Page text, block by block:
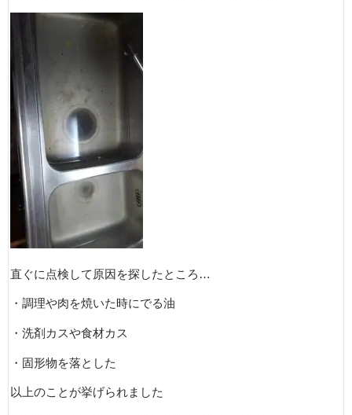
直ぐに点検して原因を探したところ…
・調理や肉を焼いた時にでる油
・洗剤カスや食材カス
・固形物を落とした
以上のことが挙げられました